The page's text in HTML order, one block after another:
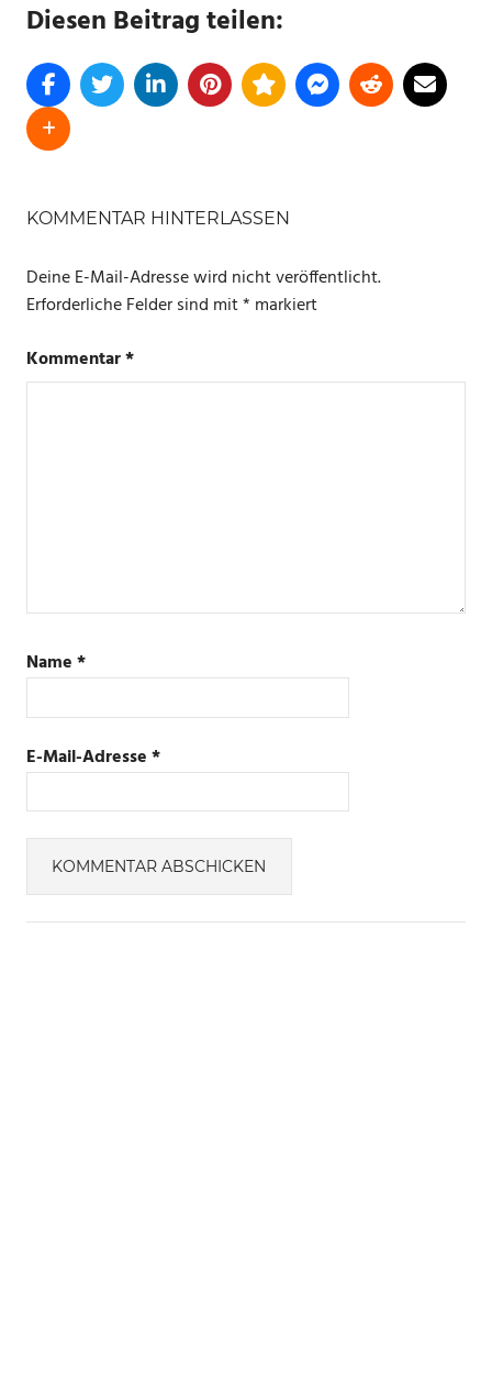
Diesen Beitrag teilen:
ALEXA
REVIEW
WLAN
KOMMENTAR HINTERLASSEN
Deine E-Mail-Adresse wird nicht veröffentlicht.
Erforderliche Felder sind mit* markiert
Kommentar*
Name*
E-Mail-Adresse*